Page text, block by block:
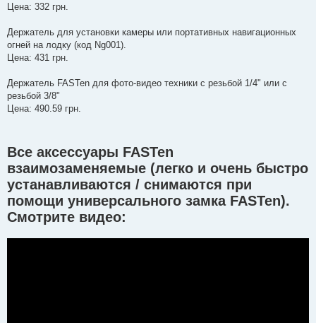
Цена: 332 грн.
Держатель для установки камеры или портативных навигационных
огней на лодку (код Ng001).
Цена: 431 грн.
Держатель FASTen для фото-видео техники с резьбой 1/4" или с
резьбой 3/8"
Цена: 490.59 грн.
Все аксессуары FASTen
взаимозаменяемые (легко и очень быстро
устанавливаются / снимаются при
помощи универсального замка FASTen).
Смотрите видео: